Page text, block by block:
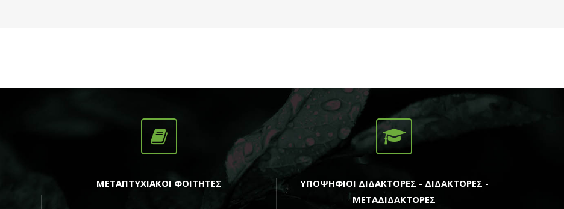
εφαρμογές κάνουν χρήση […]
ΜΕΤΑΠΤΥΧΙΑΚΟΙ ΦΟΙΤΗΤΕΣ
ΥΠΟΨΗΦΙΟΙ ΔΙΔΑΚΤΟΡΕΣ - ΔΙΔΑΚΤΟΡΕΣ -
ΜΕΤΑΔΙΔΑΚΤΟΡΕΣ